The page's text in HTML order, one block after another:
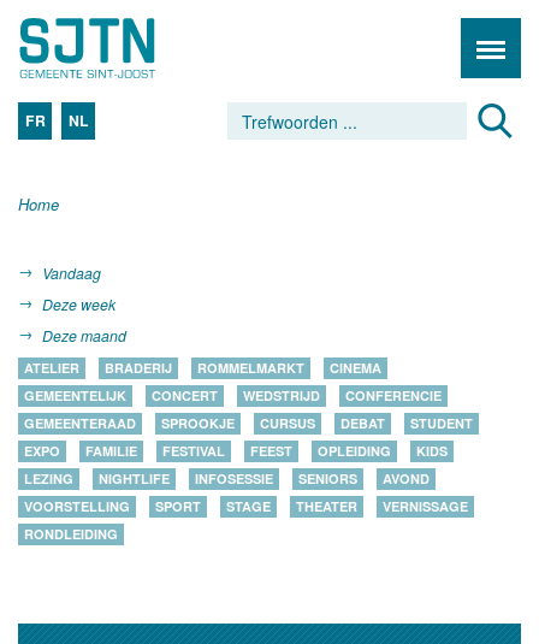
FR NL
Home
Vandaag
Deze week
Deze maand
ATELIER BRADERIJ ROMMELMARKT
CINEMA
GEMEENTELIJK
CONCERT WEDSTRIJD
CONFERENCIE
GEMEENTERAAD
SPROOKJE CURSUS DEBAT
STUDENT
EXPO
FAMILIE FESTIVAL FEEST OPLEIDING
KIDS
LEZING
NIGHTLIFE INFOSESSIE SENIORS
AVOND
VOORSTELLING
SPORT STAGE THEATER
VERNISSAGE
RONDLEIDING